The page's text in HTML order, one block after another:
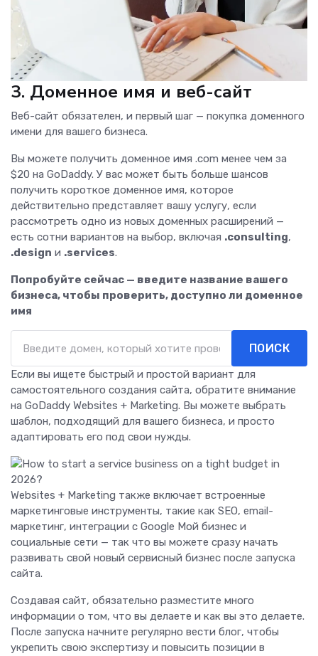
3. Доменное имя и веб-сайт
Веб-сайт обязателен, и первый шаг — покупка доменного
имени для вашего бизнеса.
Вы можете получить доменное имя .com менее чем за
$20 на GoDaddy. У вас может быть больше шансов
получить короткое доменное имя, которое
действительно представляет вашу услугу, если
рассмотреть одно из новых доменных расширений —
есть сотни вариантов на выбор, включая .consulting,
.design и .services.
Попробуйте сейчас — введите название вашего
бизнеса, чтобы проверить, доступно ли доменное
имя
ПОИСК
Если вы ищете быстрый и простой вариант для
самостоятельного создания сайта, обратите внимание
на GoDaddy Websites + Marketing. Вы можете выбрать
шаблон, подходящий для вашего бизнеса, и просто
адаптировать его под свои нужды.
Websites + Marketing также включает встроенные
маркетинговые инструменты, такие как SEO, email-
маркетинг, интеграции с Google Мой бизнес и
социальные сети — так что вы можете сразу начать
развивать свой новый сервисный бизнес после запуска
сайта.
Создавая сайт, обязательно разместите много
информации о том, что вы делаете и как вы это делаете.
После запуска начните регулярно вести блог, чтобы
укрепить свою экспертизу и повысить позиции в